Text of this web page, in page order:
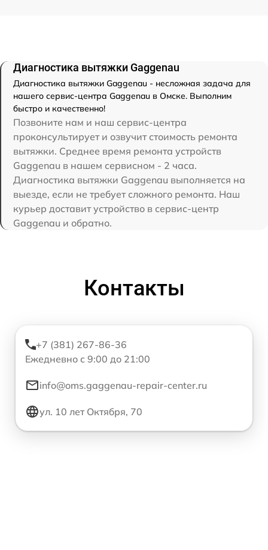
Диагностика вытяжки Gaggenau
Диагностика вытяжки Gaggenau - несложная задача для
нашего сервис-центра Gaggenau в Омске. Выполним
быстро и качественно!
Позвоните нам и наш сервис-центра
проконсультирует и озвучит стоимость ремонта
вытяжки. Среднее время ремонта устройств
Gaggenau в нашем сервисном - 2 часа.
Диагностика вытяжки Gaggenau выполняется на
выезде, если не требует сложного ремонта. Наш
курьер доставит устройство в сервис-центр
Gaggenau и обратно.
Контакты
+7 (381) 267-86-36
Ежедневно с 9:00 до 21:00
info@oms.gaggenau-repair-center.ru
ул. 10 лет Октября, 70